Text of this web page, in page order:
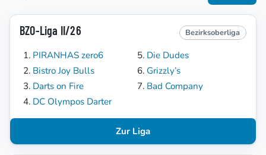
BZO-Liga II/26 Bezirksoberliga
PIRANHAS zero6
Bistro Joy Bulls
Darts on Fire
DC Olympos Darter
Die Dudes
Grizzly’s
Bad Company
Zur Liga